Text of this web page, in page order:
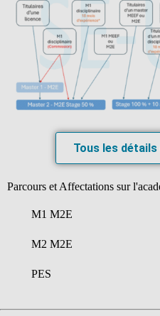
Tous les
Parcours et Affectations sur
M1 M2E
M2 M2E
PES